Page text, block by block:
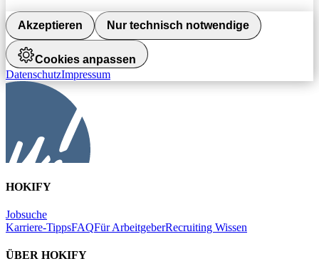
Akzeptieren Nur technisch notwendige
Cookies anpassen
DatenschutzImpressum
HOKIFY
Jobsuche
Karriere-TippsFAQFür ArbeitgeberRecruiting Wissen
ÜBER HOKIFY